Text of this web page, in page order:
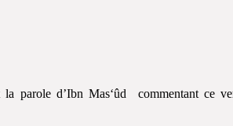
parole d’Ibn Mas‘ûd commentant ce